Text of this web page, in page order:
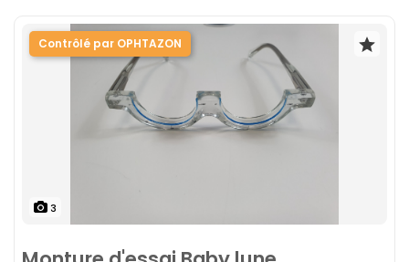
Contrôlé par OPHTAZON
3